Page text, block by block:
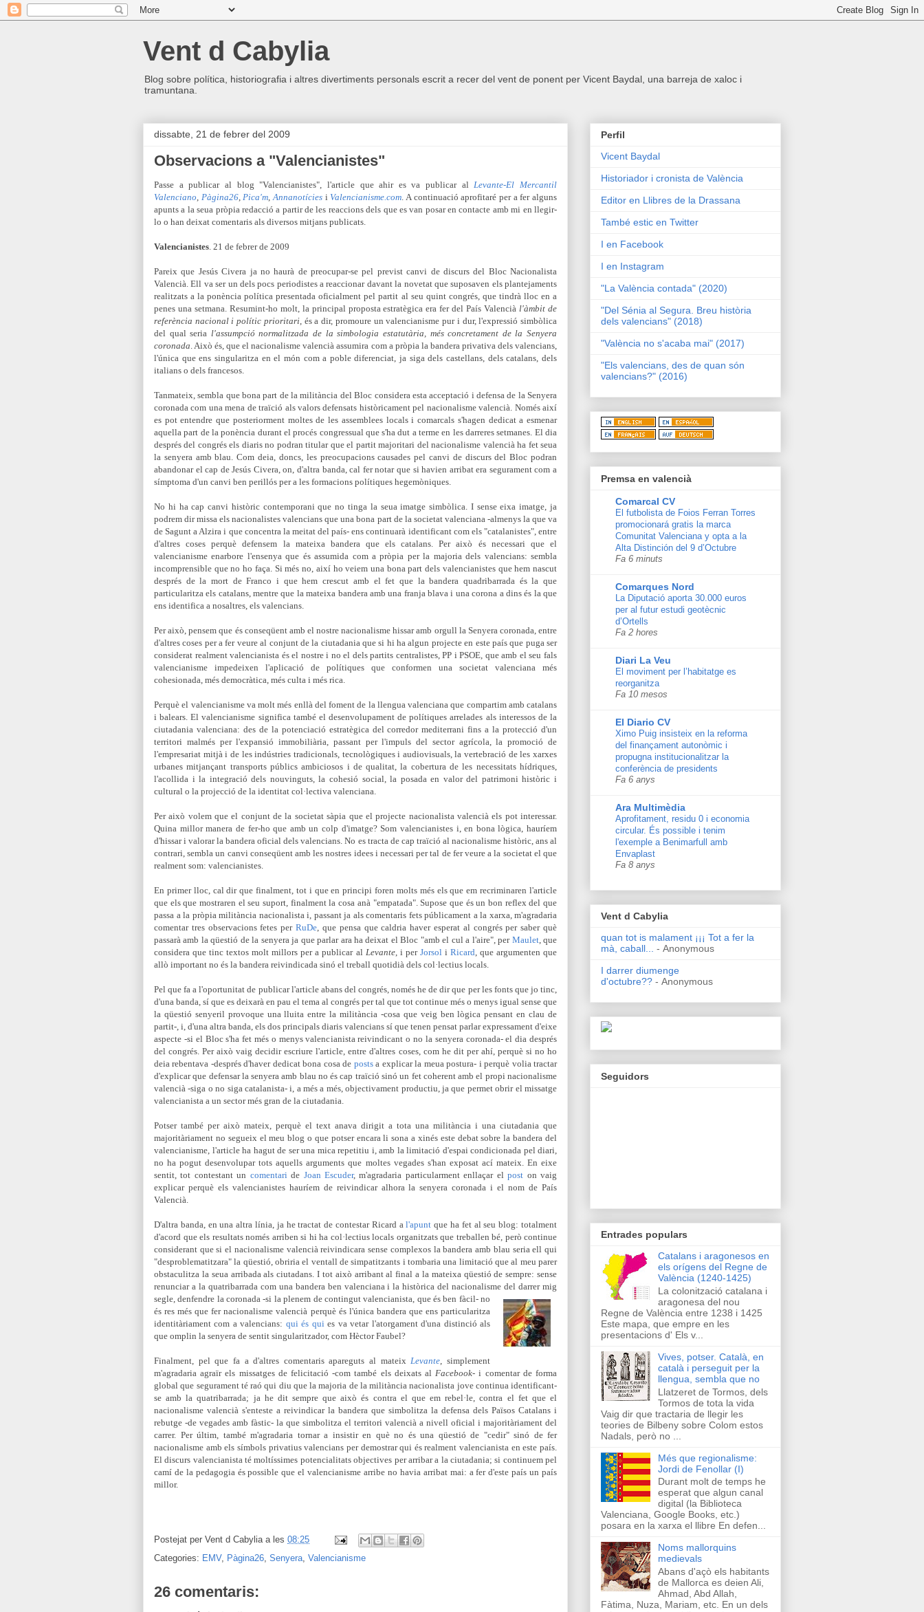
Vent d Cabylia
Blog sobre política, historiografia i altres divertiments personals escrit a recer del vent de ponent per Vicent Baydal, una barreja de xaloc i
tramuntana.
dissabte, 21 de febrer del 2009
Observacions a "Valencianistes"
Passe a publicar al blog "Valencianistes", l'article que ahir es va publicar alLevante-El Mercantil
Valenciano, Pàgina26,Pica'm,Annanotícies i Valencianisme.com. A continuació aprofitaré per a fer alguns
apunts a la seua pròpia redacció a partir de les reaccions dels que es van posar en contacte amb mi en llegir-
lo o han deixat comentaris als diversos mitjans publicats.
Valencianistes. 21 de febrer de 2009
Pareix que Jesús Civera ja no haurà de preocupar-se pel previst canvi de discurs del Bloc Nacionalista
Valencià. Ell va ser un dels pocs periodistes a reaccionar davant la novetat que suposaven els plantejaments
realitzats a la ponència política presentada oficialment pel partit al seu quint congrés, que tindrà lloc en a
penes una setmana. Resumint-ho molt, la principal proposta estratègica era fer del País Valenciàl'àmbit de
referència nacional i polític prioritari, és a dir, promoure un valencianisme pur i dur, l'expressió simbòlica
del qual seria l'assumpció normalitzada de la simbologia estatutària, més concretament de la Senyera
coronada. Això és, que el nacionalisme valencià assumira com a pròpia la bandera privativa dels valencians,
l'única que ens singularitza en el món com a poble diferenciat, ja siga dels castellans, dels catalans, dels
italians o dels francesos.
Tanmateix, sembla que bona part de la militància del Bloc considera esta acceptació i defensa de la Senyera
coronada com una mena de traïció als valors defensats històricament pel nacionalisme valencià. Només així
es pot entendre que posteriorment moltes de les assemblees locals i comarcals s'hagen dedicat a esmenar
aquella part de la ponència durant el procés congressual que s'ha dut a terme en les darreres setmanes. El dia
després del congrés els diaris no podran titular que el partit majoritari del nacionalisme valencià ha fet seua
la senyera amb blau. Com deia, doncs, les preocupacions causades pel canvi de discurs del Bloc podran
abandonar el cap de Jesús Civera, on, d'altra banda, cal fer notar que si havien arribat era segurament com a
símptoma d'un canvi ben perillós per a les formacions polítiques hegemòniques.
No hi ha cap canvi històric contemporani que no tinga la seua imatge simbòlica. I sense eixa imatge, ja
podrem dir missa els nacionalistes valencians que una bona part de la societat valenciana -almenys la que va
de Sagunt a Alzira i que concentra la meitat del país- ens continuarà identificant com els "catalanistes", entre
d'altres coses perquè defensem la mateixa bandera que els catalans. Per això és necessari que el
valencianisme enarbore l'ensenya que és assumida com a pròpia per la majoria dels valencians: sembla
incomprensible que no ho faça. Si més no, així ho veiem una bona part dels valencianistes que hem nascut
després de la mort de Franco i que hem crescut amb el fet que la bandera quadribarrada és la que
particularitza els catalans, mentre que la mateixa bandera amb una franja blava i una corona a dins és la que
ens identifica a nosaltres, els valencians.
Per això, pensem que és conseqüent amb el nostre nacionalisme hissar amb orgull la Senyera coronada, entre
d'altres coses per a fer veure al conjunt de la ciutadania que si hi ha algun projecte en este país que puga ser
considerat realment valencianista és el nostre i no el dels partits centralistes, PP i PSOE, que amb el seu fals
valencianisme impedeixen l'aplicació de polítiques que conformen una societat valenciana més
cohesionada, més democràtica, més culta i més rica.
Perquè el valencianisme va molt més enllà del foment de la llengua valenciana que compartim amb catalans
i balears. El valencianisme significa també el desenvolupament de polítiques arrelades als interessos de la
ciutadania valenciana: des de la potenciació estratègica del corredor mediterrani fins a la protecció d'un
territori malmés per l'expansió immobiliària, passant per l'impuls del sector agrícola, la promoció de
l'empresariat mitjà i de les indústries tradicionals, tecnològiques i audiovisuals, la vertebració de les xarxes
urbanes mitjançant transports públics ambiciosos i de qualitat, la cobertura de les necessitats hídriques,
l'acollida i la integració dels nouvinguts, la cohesió social, la posada en valor del patrimoni històric i
cultural o la projecció de la identitat col·lectiva valenciana.
Per això volem que el conjunt de la societat sàpia que el projecte nacionalista valencià els pot interessar.
Quina millor manera de fer-ho que amb un colp d'imatge? Som valencianistes i, en bona lògica, hauríem
d'hissar i valorar la bandera oficial dels valencians. No es tracta de cap traïció al nacionalisme històric, ans al
contrari, sembla un canvi conseqüent amb les nostres idees i necessari per tal de fer veure a la societat el que
realment som: valencianistes.
En primer lloc, cal dir que finalment, tot i que en principi foren molts més els que em recriminaren l'article
que els que mostraren el seu suport, finalment la cosa anà "empatada". Supose que és un bon reflex del que
passa a la pròpia militància nacionalista i, passant ja als comentaris fets públicament a la xarxa, m'agradaria
comentar tres observacions fetes perRuDe, que pensa que caldria haver esperat al congrés per saber què
passarà amb la qüestió de la senyera ja que parlar ara ha deixat el Bloc "amb el cul a l'aire",per Maulet, que
considera que tinc textos molt millors per a publicar al Levante, i per Jorsoli Ricard, que argumenten que
allò important no és la bandera reivindicada sinó el treball quotidià dels col·lectius locals.
Pel que fa a l'oportunitat de publicar l'article abans del congrés, només he de dir que per les fonts que jo tinc,
d'una banda, sí que es deixarà en pau el tema al congrés per tal que tot continue més o menys igual sense que
la qüestió senyeril provoque una lluita entre la militància -cosa que veig ben lògica pensant en clau de
partit-, i, d'una altra banda, els dos principals diaris valencians sí que tenen pensat parlar expressament d'eixe
aspecte -si el Bloc s'ha fet més o menys valencianista reivindicant o no la senyera coronada- el dia després
del congrés. Per això vaig decidir escriure l'article, entre d'altres coses, com he dit per ahí, perquè si no ho
deia rebentava -després d'haver dedicat bona cosa de postsa explicar la meua postura- i perquè volia tractar
d'explicar que defensar la senyera amb blau no és cap traïció sinó un fet coherent amb el propi nacionalisme
valencià -siga o no siga catalanista- i, a més a més, objectivament productiu, ja que permet obrir el missatge
valencianista a un sector més gran de la ciutadania.
Potser també per això mateix, perquè el text anava dirigit a tota una militància i una ciutadania que
majoritàriament no segueix el meu blog o que potser encara li sona a xinés este debat sobre la bandera del
valencianisme, l'article ha hagut de ser una mica repetitiu i, amb la limitació d'espai condicionada pel diari,
no ha pogut desenvolupar tots aquells arguments que moltes vegades s'han exposat ací mateix. En eixe
sentit, tot contestant un comentaride Joan Escuder, m'agradaria particularmentenllaçar elpost on vaig
explicar perquè els valencianistes hauríem de reivindicar alhora la senyera coronada i el nom de País
Valencià.
D'altra banda, en una altra línia, ja he tractat de contestar Ricard al'apunt que ha fet al seu blog: totalment
d'acord que els resultats només arriben si hi ha col·lectius locals organitzats que treballen bé, però continue
considerant que si el nacionalisme valencià reivindicara sense complexos la bandera amb blau seria ell qui
"desproblematitzara" la qüestió, obriria el ventall de simpatitzants i tombaria una limitació que al meu parer
obstaculitza la seua arribada als ciutadans. I tot això arribant al final a la mateixa qüestió de sempre: sense
renunciar a la quatribarrada com una bandera ben valenciana i la històrica del nacionalisme del darrer mig
segle, denfendre la coronada -si la plenem de contingut valencianista, que és ben fàcil- no
és res més que fer nacionalisme valencià perquè és l'única bandera que ens particularitza
identitàriament com a valencians: qui és quies va vetar l'atorgament d'una distinció als
que omplin la senyera de sentit singularitzador, com Hèctor Faubel?
Finalment, pel que fa a d'altres comentaris apareguts al mateixLevante, simplement
m'agradaria agraïr els missatges de felicitació -com també els deixats alFacebook- i comentar de forma
global que segurament té raó qui diu que la majoria de la militància nacionalista jove continua identificant-
se amb la quatribarrada; ja he dit sempre que això és contra el que em rebel·le, contra el fet que el
nacionalisme valencià s'enteste a reivindicar la bandera que simbolitza la defensa dels Països Catalans i
rebutge -de vegades amb fàstic- la que simbolitza el territori valencià a nivell oficial i majoritàriament del
carrer. Per últim, també m'agradaria tornar a insistir en què no és una qüestió de "cedir" sinó de fer
nacionalisme amb els símbols privatius valencians per demostrar qui és realment valencianista en este país.
El discurs valencianista té moltíssimes potencialitats objectives per arribar a la ciutadania; si continuem pel
camí de la pedagogia és possible que el valencianisme arribe no havia arribat mai: a fer d'este país un país
millor.
Postejat per Vent d Cabylia a les 08:25
Categories: EMV, Pàgina26, Senyera, Valencianisme
26 comentaris:
Perfil
Vicent Baydal
Historiador i cronista de València
Editor en Llibres de la Drassana
També estic en Twitter
I en Facebook
I en Instagram
"La València contada" (2020)
"Del Sénia al Segura. Breu història
dels valencians" (2018)
"València no s'acaba mai" (2017)
"Els valencians, des de quan són
valencians?" (2016)
Premsa en valencià
Comarcal CV
El futbolista de Foios Ferran Torres
promocionará gratis la marca
Comunitat Valenciana y opta a la
Alta Distinción del 9 d’Octubre
Fa 6 minuts
Comarques Nord
La Diputació aporta 30.000 euros
per al futur estudi geotècnic
d’Ortells
Fa 2 hores
Diari La Veu
El moviment per l’habitatge es
reorganitza
Fa 10 mesos
El Diario CV
Ximo Puig insisteix en la reforma
del finançament autonòmic i
propugna institucionalitzar la
conferència de presidents
Fa 6 anys
Ara Multimèdia
Aprofitament, residu 0 i economia
circular. És possible i tenim
l'exemple a Benimarfull amb
Envaplast
Fa 8 anys
Vent d Cabylia
quan tot is malament ¡¡¡ Tot a fer la
mà, caball...
- Anonymous
I darrer diumenge
d'octubre?? - Anonymous
Seguidors
Entrades populars
Catalans i aragonesos en
els orígens del Regne de
València (1240-1425)
La colonització catalana i
aragonesa del nou
Regne de València entre 1238 i 1425
Este mapa, que empre en les
presentacions d' Els v...
Vives, potser. Català, en
català i perseguit per la
llengua, sembla que no
Llatzeret de Tormos, dels
Tormos de tota la vida
Vaig dir que tractaria de llegir les
teories de Bilbeny sobre Colom estos
Nadals, però no ...
Més que regionalisme:
Jordi de Fenollar (I)
Durant molt de temps he
esperat que algun canal
digital (la Biblioteca
Valenciana, Google Books, etc.)
posara en la xarxa el llibre En defen...
Noms mallorquins
medievals
Abans d'açò els habitants
de Mallorca es deien Ali,
Ahmad, Abd Allah,
Fàtima, Nuza, Mariam, etc. En un dels